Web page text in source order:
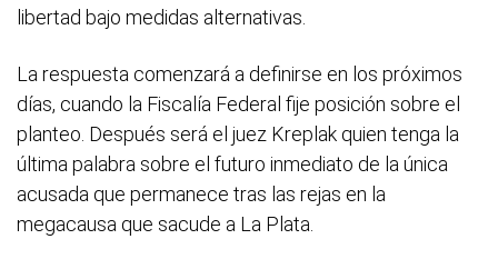
libertad bajo medidas alternativas.
La respuesta comenzará a definirse en los próximos
días, cuando la Fiscalía Federal fije posición sobre el
planteo. Después será el juez Kreplak quien tenga la
última palabra sobre el futuro inmediato de la única
acusada que permanece tras las rejas en la
megacausa que sacude a La Plata.